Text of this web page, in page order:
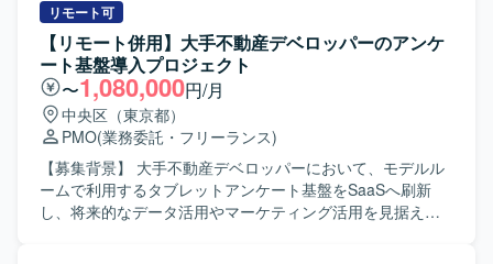
管理、リスク管理などプロジェクトマネジメント全般を担
当して頂きます。 具体的には、RFIやRFPの作成、WBSの
作成・更新、進捗の可視化や課題・リスクの洗い出しおよ
び対策立案を行って頂きます。 また、プロジェクトメンバ
ーとなる社内人員に対して、助言やフォローを行いなが
ら、関係者を巻き込みつつプロジェクトを推進して頂きま
す。 【求める人物像】 PJ推進のために5W1Hを明確に示
し、自ら考えて行動に移せる方を求めております。 指示待
ちではなく、リーダーとして主体的かつ前向きに動けるタ
イプの方を歓迎いたします。 ベンダーや社内各部門との折
リモート可
【リモート併用】大手不動産デベロッパーのアンケ
ート基盤導入プロジェクト
〜1,080,000円/月
中央区（東京都）
PMO(業務委託・フリーランス)
【募集背景】 大手不動産デベロッパーにおいて、モデルル
ームで利用するタブレットアンケート基盤をSaaSへ刷新
し、将来的なデータ活用やマーケティング活用を見据えた